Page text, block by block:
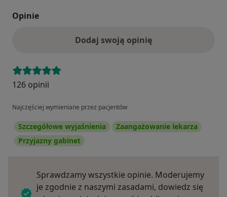
Opinie
Dodaj swoją opinię
126 opinii
Najczęściej wymieniane przez pacjentów
Szczegółowe wyjaśnienia
Zaangażowanie lekarza
Przyjazny gabinet
Sprawdzamy wszystkie opinie. Moderujemy
je zgodnie z naszymi zasadami, dowiedz się